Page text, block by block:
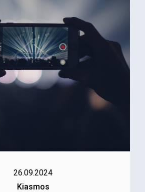
26.09.2024
Kiasmos